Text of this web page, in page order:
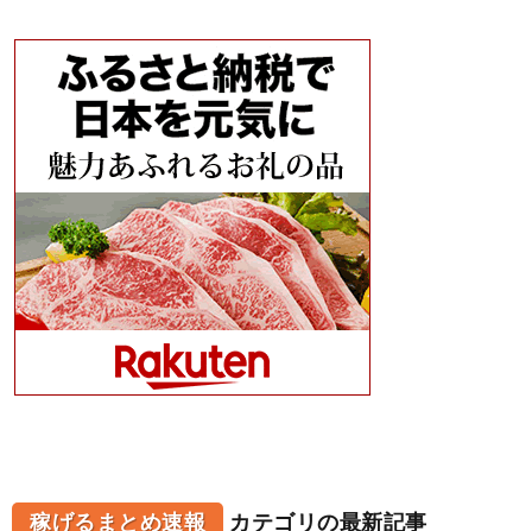
稼げるまとめ速報 カテゴリの最新記事